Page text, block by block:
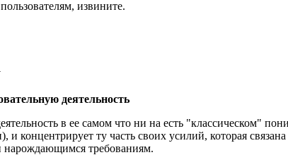
извините.
деятельность
в ее самом что ни на есть "классическом"
и концентрирует ту часть своих усилий, которая
требованиям.